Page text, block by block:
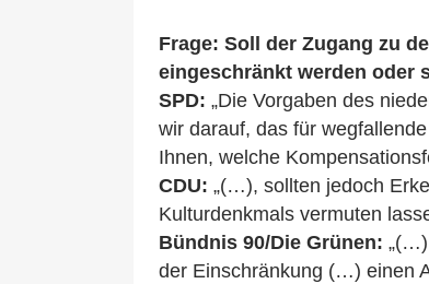
Frage: Soll der Zugang zu
eingeschränkt werden oder
SPD: „Die Vorgaben des
wir darauf, das für
Ihnen, welche
CDU: „(…), sollten jedoch
Kulturdenkmals vermuten
Bündnis 90/Die Grünen: „(…)
der Einschränkung (…) einen